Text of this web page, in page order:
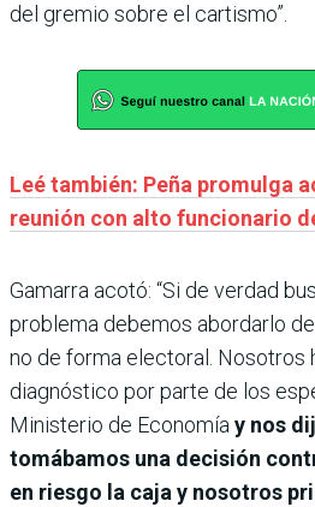
del gremio sobre el cartismo”.
Leé también: Peña promulga
reunión con alto funcionario
Gamarra acotó: “Si de verdad
problema debemos abordarlo
no de forma electoral. Nosotros
diagnóstico por parte de los
Ministerio de Economíay nos
tomábamos una decisión
en riesgo la cajay nosotros